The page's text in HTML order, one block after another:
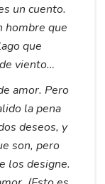
un cuento.
hombre que
que
viento…
amor. Pero
la pena
deseos, y
son, pero
los designe.